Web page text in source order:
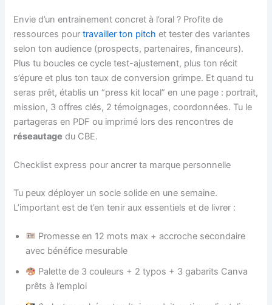
Envie d’un entrainement concret à l’oral ? Profite de
ressources pourtravailler ton pitch et tester des variantes
selon ton audience (prospects, partenaires, financeurs).
Plus tu boucles ce cycle test-ajustement, plus ton récit
s’épure et plus ton taux de conversion grimpe. Et quand tu
seras prêt, établis un “press kit local” en une page : portrait,
mission, 3 offres clés, 2 témoignages, coordonnées. Tu le
partageras en PDF ou imprimé lors des rencontres de
réseautage du CBE.
Checklist express pour ancrer ta marque personnelle
Tu peux déployer un socle solide en une semaine.
L’important est de t’en tenir aux essentiels et de livrer :
Promesse en 12 mots max + accroche secondaire
avec bénéfice mesurable
Palette de 3 couleurs + 2 typos + 3 gabarits Canva
prêts à l’emploi